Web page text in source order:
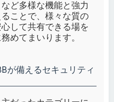
ど多様な機能と強力
ことで、様々な質の
して共有できる場を
めてまいります。
が備えるセキュリティ